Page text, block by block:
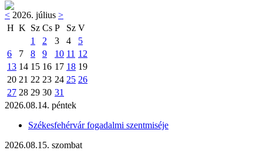
< 2026. július >
H K Sz Cs P Sz V
1
2 3 4
5
6
7 8 9 10 11 12
13 14 15 16 17 18 19
20 21 22 23 24 25 26
27 28 29 30 31
2026.08.14. péntek
Székesfehérvár fogadalmi szentmiséje
2026.08.15. szombat